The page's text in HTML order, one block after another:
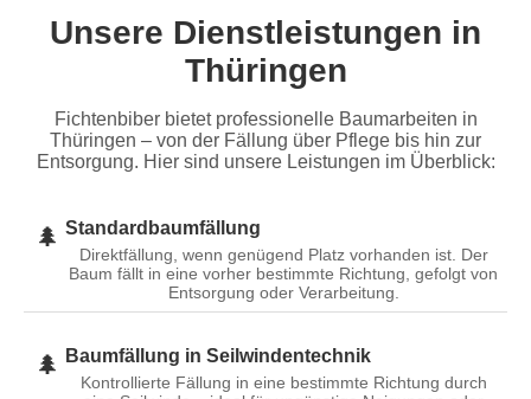
Unsere Dienstleistungen in
Thüringen
Fichtenbiber bietet professionelle Baumarbeiten in
Thüringen – von der Fällung über Pflege bis hin zur
Entsorgung. Hier sind unsere Leistungen im Überblick:
🌲 Standardbaumfällung
Direktfällung, wenn genügend Platz vorhanden ist. Der
Baum fällt in eine vorher bestimmte Richtung, gefolgt von
Entsorgung oder Verarbeitung.
🌲 Baumfällung in Seilwindentechnik
Kontrollierte Fällung in eine bestimmte Richtung durch